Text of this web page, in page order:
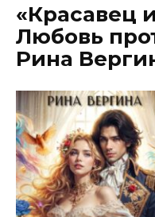
«Красавец
Любовь
Рина